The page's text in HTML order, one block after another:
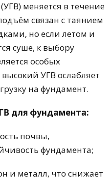
меняется в течение
связан с таянием
но если летом и
суше, к выбору
особых
УГВ ослабляет
на фундамент.
для фундамента:
почвы,
фундамента;
и металл, что снижает